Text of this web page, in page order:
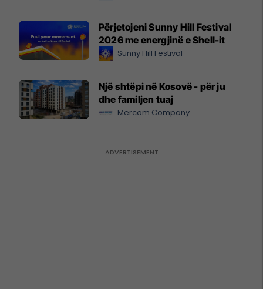
Përjetojeni Sunny Hill Festival
2026 me energjinë e Shell-it
Sunny Hill Festival
Një shtëpi në Kosovë - për ju
dhe familjen tuaj
Mercom Company